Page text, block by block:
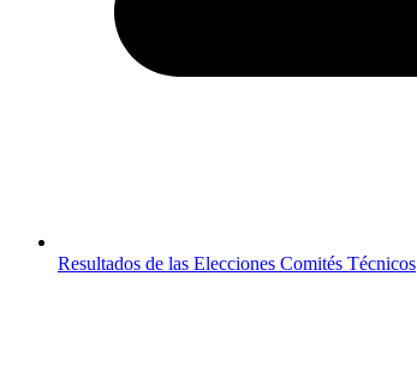
Resultados de las Elecciones Comités Técnicos